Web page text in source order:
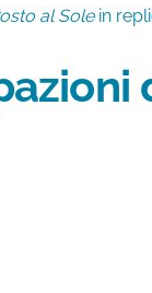
al Sole in